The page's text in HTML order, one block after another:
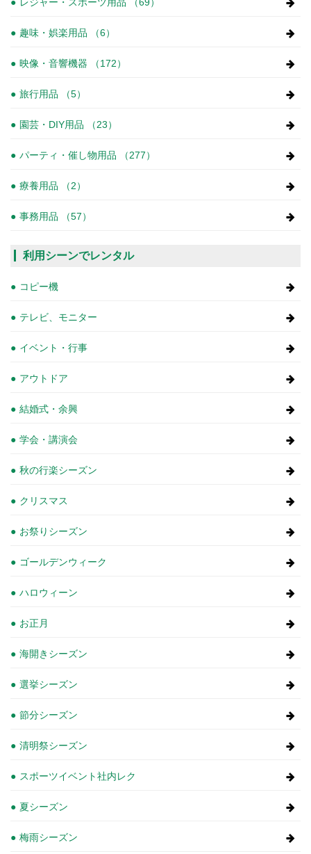
趣味・娯楽用品 （6）
映像・音響機器 （172）
旅行用品 （5）
園芸・DIY用品 （23）
パーティ・催し物用品 （277）
療養用品 （2）
事務用品 （57）
利用シーンでレンタル
コピー機
テレビ、モニター
イベント・行事
アウトドア
結婚式・余興
学会・講演会
秋の行楽シーズン
クリスマス
お祭りシーズン
ゴールデンウィーク
ハロウィーン
お正月
海開きシーズン
選挙シーズン
節分シーズン
清明祭シーズン
スポーツイベント社内レク
夏シーズン
梅雨シーズン